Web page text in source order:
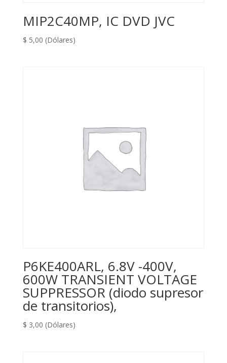
MIP2C40MP, IC DVD JVC
$ 5,00 (Dólares)
P6KE400ARL, 6.8V -400V,
600W TRANSIENT VOLTAGE
SUPPRESSOR (diodo supresor
de transitorios),
$ 3,00 (Dólares)